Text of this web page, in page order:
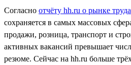
Согласно отчёту hh.ru о рынке труда
сохраняется в самых массовых
продажи, розница, транспорт и
активных вакансий превышает
резюме. Сейчас на hh.ru больше